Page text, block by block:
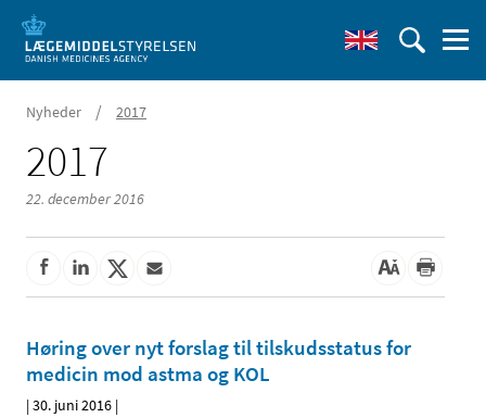
Nyheder / 2017
2017
22. december 2016
Høring over nyt forslag til tilskudsstatus for
medicin mod astma og KOL
|30. juni 2016 |